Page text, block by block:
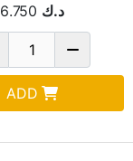
د.ك 6.750
ADD